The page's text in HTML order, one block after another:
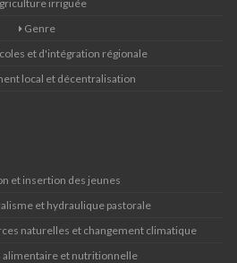
irriguée
Genre
et d'intégration régionale
local et décentralisation
et insertion des jeunes
et hydraulique pastorale
naturelles et changement climatique
alimentaire et nutritionnelle